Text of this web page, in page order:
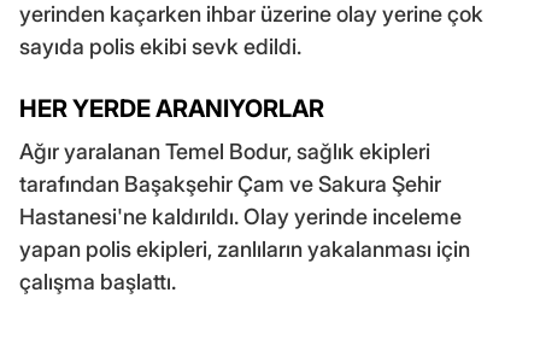
yerinden kaçarken ihbar üzerine olay yerine çok
sayıda polis ekibi sevk edildi.
HER YERDE ARANIYORLAR
Ağır yaralanan Temel Bodur, sağlık ekipleri
tarafından Başakşehir Çam ve Sakura Şehir
Hastanesi'ne kaldırıldı. Olay yerinde inceleme
yapan polis ekipleri, zanlıların yakalanması için
çalışma başlattı.